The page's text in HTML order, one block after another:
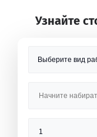
Узнайте